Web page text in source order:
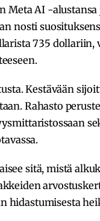
Meta AI -
nosti
735
Kestävään
Rahasto
sitä, mistä
hidastumisesta